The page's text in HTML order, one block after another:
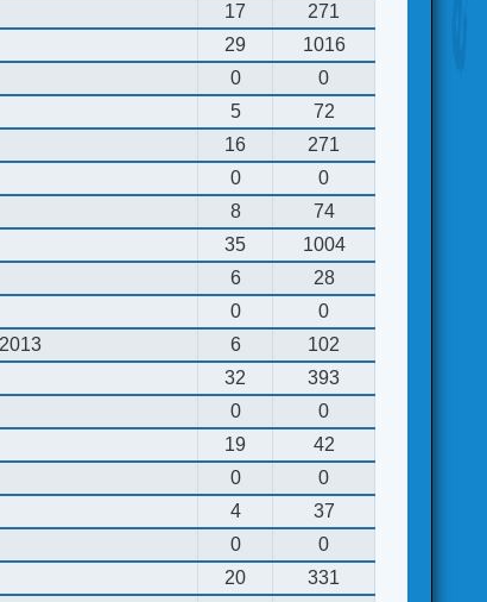
17
271
29
1016
0
0
5
72
16
271
0
0
8
74
35
1004
6
28
0
0
6
102
32
393
0
0
19
42
0
0
4
37
0
0
20
331